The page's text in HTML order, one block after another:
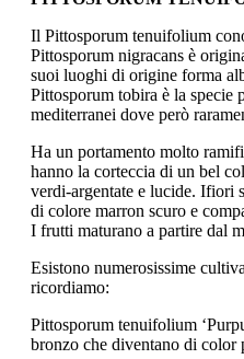
Il Pittosporum tenuifolium
Pittosporum nigracans è
suoi luoghi di origine forma
Pittosporum tobira è la specie
mediterranei dove però
Ha un portamento molto
hanno la corteccia di un bel
verdi-argentate e lucide. Ifiori
di colore marron scuro e
I frutti maturano a partire dal
Esistono numerosissime
ricordiamo:
Pittosporum tenuifolium
bronzo che diventano di color